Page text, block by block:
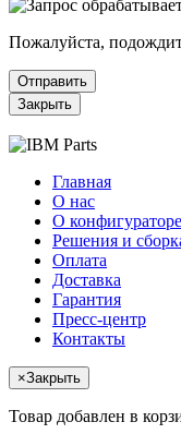
Пожалуйста,
Отправить
Закрыть
Главная
О нас
О конфигураторе
Решения и
Оплата
Доставка
Гарантия
Пресс-центр
Контакты
×Закрыть
Товар добавлен в